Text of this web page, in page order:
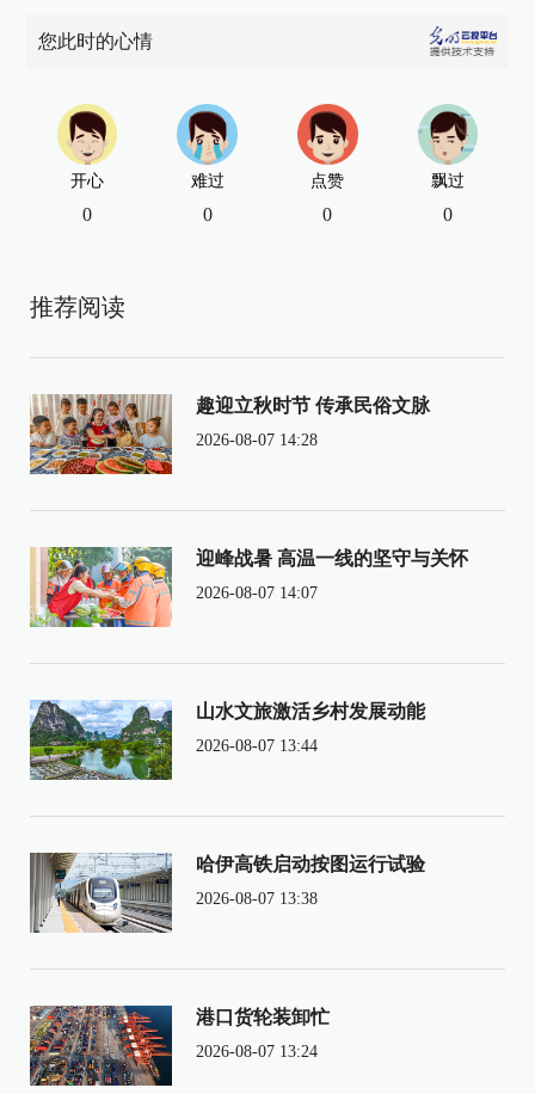
您此时的心情
开心
0
难过
0
点赞
0
飘过
0
推荐阅读
趣迎立秋时节 传承民俗文脉
2026-08-07 14:28
迎峰战暑 高温一线的坚守与关怀
2026-08-07 14:07
山水文旅激活乡村发展动能
2026-08-07 13:44
哈伊高铁启动按图运行试验
2026-08-07 13:38
港口货轮装卸忙
2026-08-07 13:24